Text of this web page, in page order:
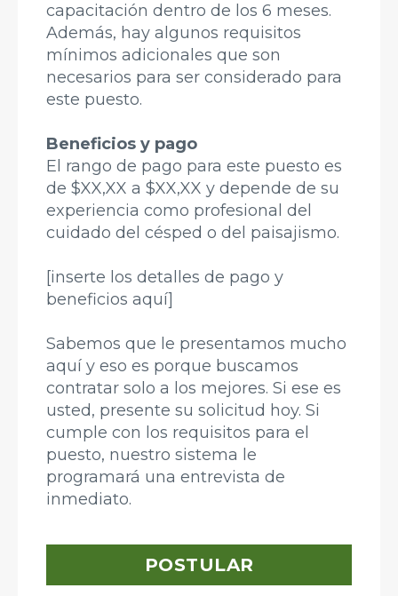
capacitación dentro de los 6 meses.
Además, hay algunos requisitos
mínimos adicionales que son
necesarios para ser considerado para
este puesto.
Beneficios y pago
El rango de pago para este puesto es
de $XX,XX a $XX,XX y depende de su
experiencia como profesional del
cuidado del césped o del paisajismo.
[inserte los detalles de pago y
beneficios aquí]
Sabemos que le presentamos mucho
aquí y eso es porque buscamos
contratar solo a los mejores. Si ese es
usted, presente su solicitud hoy. Si
cumple con los requisitos para el
puesto, nuestro sistema le
programará una entrevista de
inmediato.
POSTULAR